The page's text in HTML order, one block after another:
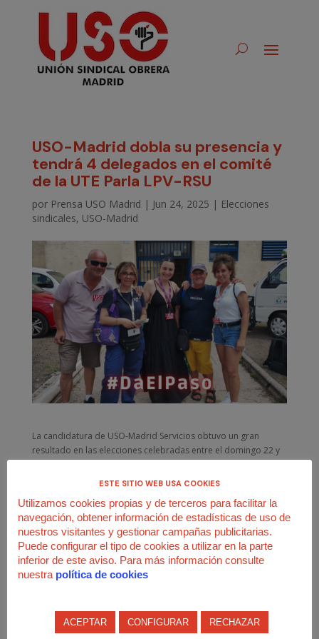
USO-Madrid dobla su presencia y
tendrá 4 delegados en el comité
de la UTE Parla LPV-RSU
por Prensa USO Madrid | Jun 24, 2025 | Elecciones
sindicales, USO-Madrid
La candidatura de USO-Madrid Servicios obtuvo un gran
resultado en las elecciones celebradas entre el domingo 22 y
responsable de la limpieza pública viaria y la recogida de los
segunda fuerza sindical y pasa de 2 a 4 delegadosen un
comité de empresa formado por 13. USO había entrado en el
2017 con 2 representantes en un comité de 9, por lo que su
crecimiento es evidente.
Ahora toca seguir trabajando con la misma ilusión y con más
¡Enhorabuena!
ESTE SITIO WEB USA COOKIES
Utilizamos cookies propias y de terceros para facilitar la
navegación, obtener información de estadísticas de uso de
nuestros visitantes y gestionar campañas publicitarias.
Puede configurar el tipo de cookies a utilizar en la parte
inferior de este aviso. Para más información consulte
nuestra política de cookies
ACEPTAR CONFIGURAR RECHAZAR